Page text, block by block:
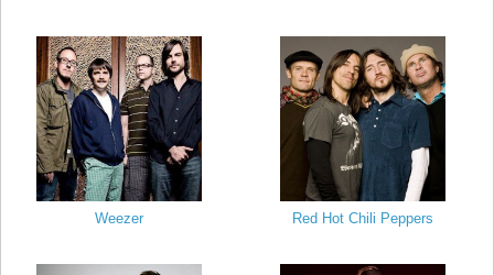
Weezer Red Hot Chili Peppers